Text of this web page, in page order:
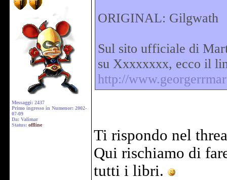
Messaggi: 2437
Primo ingresso in Numenor: 2002-
07-09
Da: Valimar
Status: offline
ORIGINAL: Gilgwath
Sul sito ufficiale di
su Xxxxxxxx, ecco il
http://
Ti rispondo nel
Qui rischiamo di
tutti i libri.